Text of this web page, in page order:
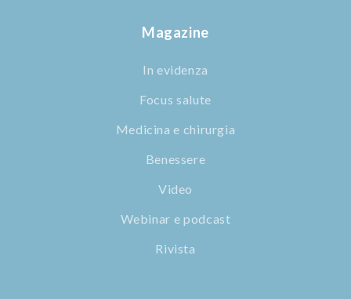
Magazine
In evidenza
Focus salute
Medicina e chirurgia
Benessere
Video
Webinar e podcast
Rivista